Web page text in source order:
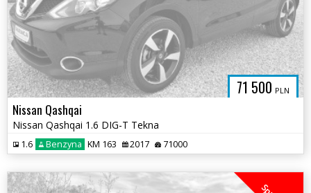
71 500 PLN
Nissan Qashqai
Nissan Qashqai 1.6 DIG-T Tekna
1.6 Benzyna KM 163 2017 71000